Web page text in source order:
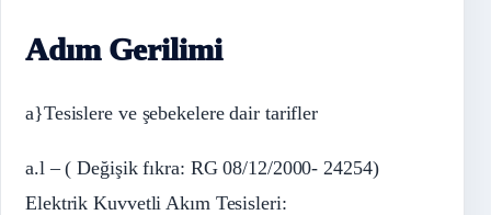
Adım Gerilimi
a}Tesislere ve şebekelere dair tarifler
a.l – ( Değişik fıkra: RG 08/12/2000- 24254)
Elektrik Kuvvetli Akım Tesisleri: